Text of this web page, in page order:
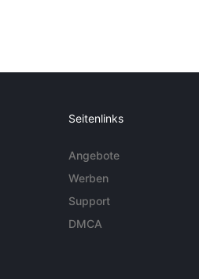
Seitenlinks
Angebote
Werben
Support
DMCA